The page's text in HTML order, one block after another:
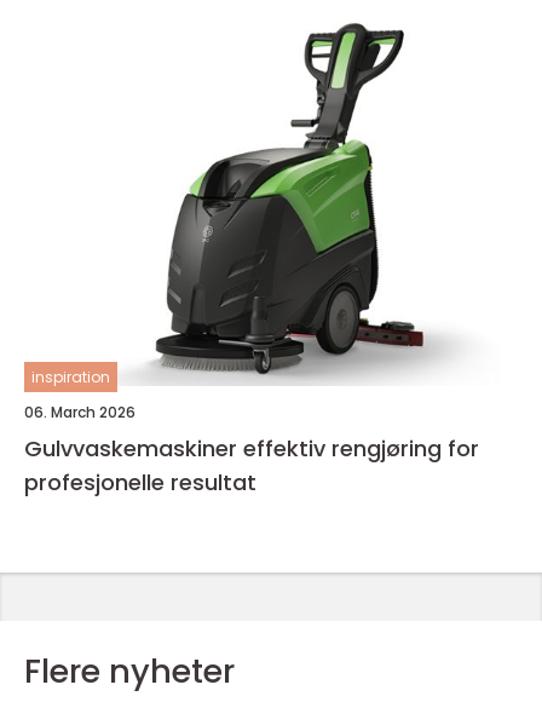
inspiration
06. March 2026
Gulvvaskemaskiner effektiv rengjøring for
profesjonelle resultat
Flere nyheter